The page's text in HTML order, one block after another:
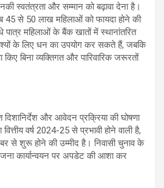
स्वतंत्रता और सम्मान को बढ़ावा देना है।
45 से 50 लाख महिलाओं को फायदा होने की
पात्र महिलाओं के बैंक खातों में स्थानांतरित
के लिए धन का उपयोग कर सकते हैं, जबकि
किए बिना व्यक्तिगत और पारिवारिक जरूरतों
और आवेदन प्रक्रिया की घोषणा
वर्ष 2024-25 से प्रभावी होने वाली है,
से शुरू होने की उम्मीद है। निवासी चुनाव के
कार्यान्वयन पर अपडेट की आशा कर